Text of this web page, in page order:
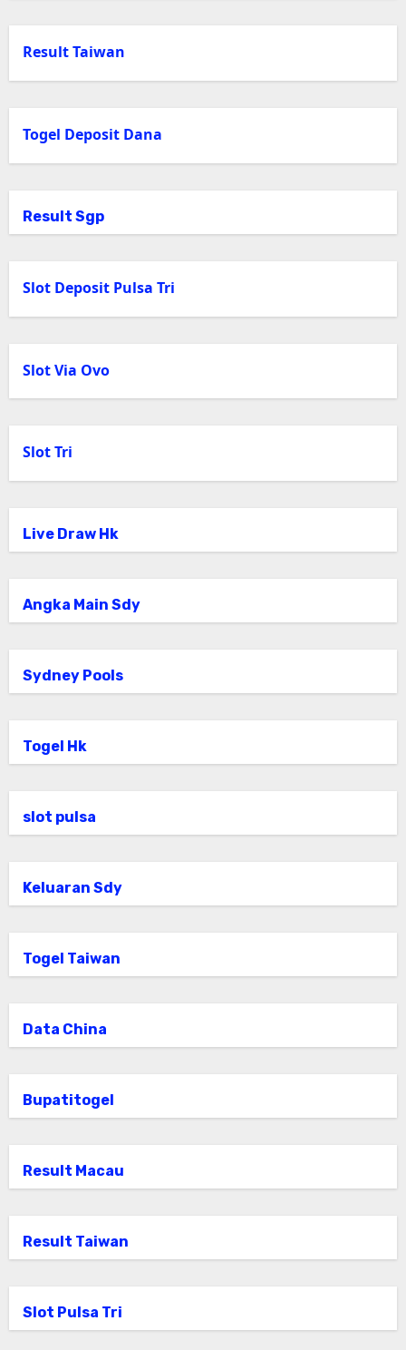
Result Taiwan
Togel Deposit Dana
Result Sgp
Slot Deposit Pulsa Tri
Slot Via Ovo
Slot Tri
Live Draw Hk
Angka Main Sdy
Sydney Pools
Togel Hk
slot pulsa
Keluaran Sdy
Togel Taiwan
Data China
Bupatitogel
Result Macau
Result Taiwan
Slot Pulsa Tri